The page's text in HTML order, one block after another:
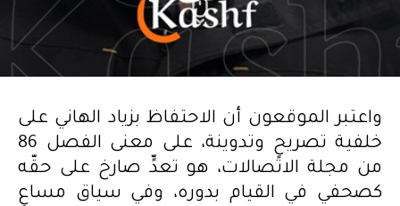
واعتبر الموقعون أن الاحتفاظ بزياد الهاني على
خلفية تصريحٍ وتدوينة، على معنى الفصل 86
من مجلة الاتصالات، هو تعدٍّ صارخ على حقّه
كصحفي في القيام بدوره، وفي سياق مساعٍ